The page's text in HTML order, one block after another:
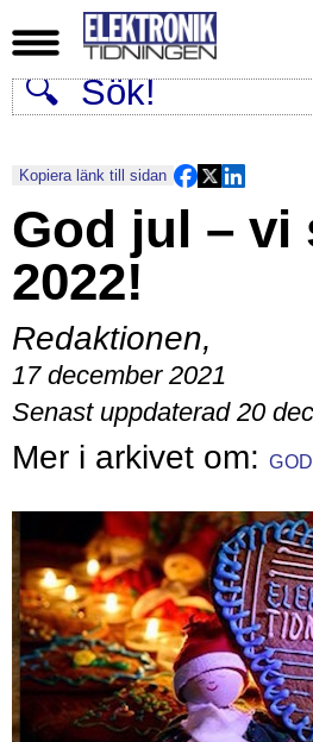
Kopiera länk till sidan
God jul – vi
2022!
Redaktionen,
17 december 2021
Senast uppdaterad 20